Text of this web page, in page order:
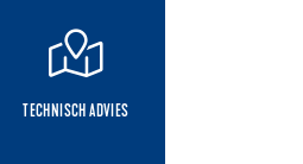
TECHNISCH ADVIES